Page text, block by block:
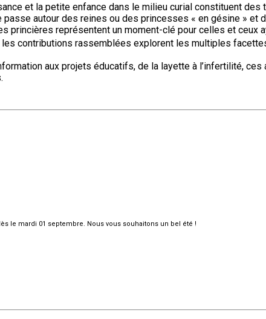
et la petite enfance dans le milieu curial constituent des
autour des reines ou des princesses « en gésine » et
princières représentent un moment-clé pour celles et ceux
contributions rassemblées explorent les multiples
aux projets éducatifs, de la layette à l’infertilité, ces
le mardi 01 septembre. Nous vous souhaitons un bel été !